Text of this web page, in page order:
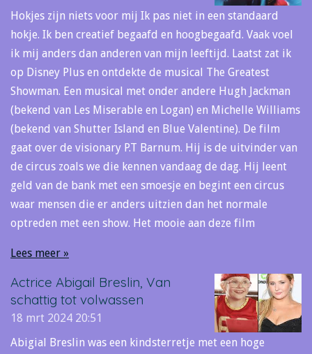
Hokjes zijn niets voor mij Ik pas niet in een standaard
hokje. Ik ben creatief begaafd en hoogbegaafd. Vaak voel
ik mij anders dan anderen van mijn leeftijd. Laatst zat ik
op Disney Plus en ontdekte de musical The Greatest
Showman. Een musical met onder andere Hugh Jackman
(bekend van Les Miserable en Logan) en Michelle Williams
(bekend van Shutter Island en Blue Valentine). De film
gaat over de visionary P.T Barnum. Hij is de uitvinder van
de circus zoals we die kennen vandaag de dag. Hij leent
geld van de bank met een smoesje en begint een circus
waar mensen die er anders uitzien dan het normale
optreden met een show. Het mooie aan deze film
Lees meer »
Actrice Abigail Breslin, Van
schattig tot volwassen
18 mrt 2024 20:51
Abigial Breslin was een kindsterretje met een hoge